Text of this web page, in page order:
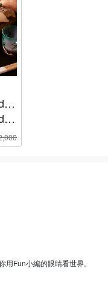
Omakase Sushi Course | Includes Tearoom Matcha | Sake Pairing Upgrades Available
Fun小編的眼睛看世界。